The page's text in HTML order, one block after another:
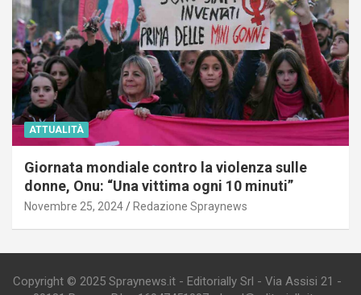
ATTUALITÀ
Giornata mondiale contro la violenza sulle
donne, Onu: “Una vittima ogni 10 minuti”
Novembre 25, 2024 Redazione Spraynews
Copyright © 2025 Spraynews.it - Editorially Srl - Via Assisi 21 -